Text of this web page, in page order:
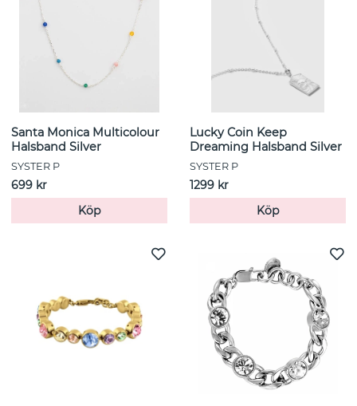
Santa Monica Multicolour
Halsband Silver
SYSTER P
699 kr
Köp
Lucky Coin Keep
Dreaming Halsband Silver
SYSTER P
1299 kr
Köp